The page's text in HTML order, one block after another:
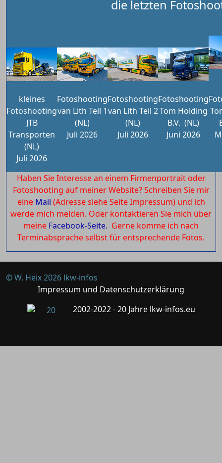
die letzten
kleines
Fotoshooting
JTB
Transporten
(NL)
Juli 2026
Fotoshooting
van Lith Teil 1
(NL)
Juli 2026
Fotoshooting
van Lith Teil 2
(NL)
Juli 2026
Fotoshooting
Tom Holding
B.V. (NL)
Juni 2026
Haben Sie Interesse an einem Firmenportrait oder
Fotoshooting auf meiner Website? Schreiben Sie mir
eine Mail (Adresse siehe Seite Impressum) und ich
werde mich melden. Oder kontaktieren Sie mich über
meine Facebook-Seite. Gerne komme ich nach
Terminabsprache selbst für entsprechende Fotos.
© W. Heix 2026 lkw-infos
Impressum und Datenschutzerklärung
2002-2022 - 20 Jahre lkw-infos.eu